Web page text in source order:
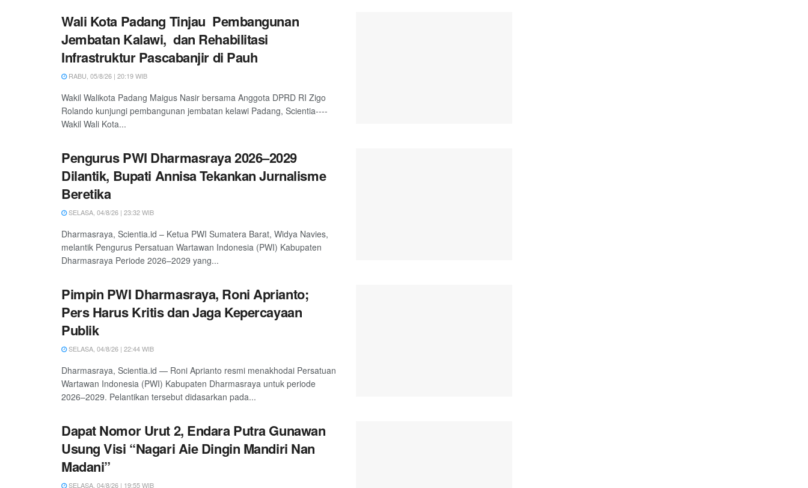
Wali Kota Padang Tinjau Pembangunan
Jembatan Kalawi, dan Rehabilitasi
Infrastruktur Pascabanjir di Pauh
RABU, 05/8/26 | 20:19 WIB
Wakil Walikota Padang Maigus Nasir bersama Anggota DPRD RI Zigo
Rolando kunjungi pembangunan jembatan kelawi Padang, Scientia----
Wakil Wali Kota...
Pengurus PWI Dharmasraya 2026–2029
Dilantik, Bupati Annisa Tekankan Jurnalisme
Beretika
SELASA, 04/8/26 | 23:32 WIB
Dharmasraya, Scientia.id – Ketua PWI Sumatera Barat, Widya Navies,
melantik Pengurus Persatuan Wartawan Indonesia (PWI) Kabupaten
Dharmasraya Periode 2026–2029 yang...
Pimpin PWI Dharmasraya, Roni Aprianto;
Pers Harus Kritis dan Jaga Kepercayaan
Publik
SELASA, 04/8/26 | 22:44 WIB
Dharmasraya, Scientia.id — Roni Aprianto resmi menakhodai Persatuan
Wartawan Indonesia (PWI) Kabupaten Dharmasraya untuk periode
2026–2029. Pelantikan tersebut didasarkan pada...
Dapat Nomor Urut 2, Endara Putra Gunawan
Usung Visi “Nagari Aie Dingin Mandiri Nan
Madani”
SELASA, 04/8/26 | 19:55 WIB